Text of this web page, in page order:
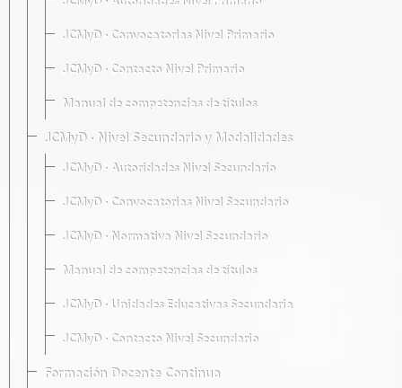
JCMyD · Convocatorias Nivel Primario
JCMyD · Contacto Nivel Primario
Manual de competencias de títulos
JCMyD · Nivel Secundario y Modalidades
JCMyD · Autoridades Nivel Secundario
JCMyD · Convocatorias Nivel Secundario
JCMyD · Normativa Nivel Secundario
Manual de competencias de títulos
JCMyD · Unidades Educativas Secundaria
JCMyD · Contacto Nivel Secundario
Formación Docente Continua